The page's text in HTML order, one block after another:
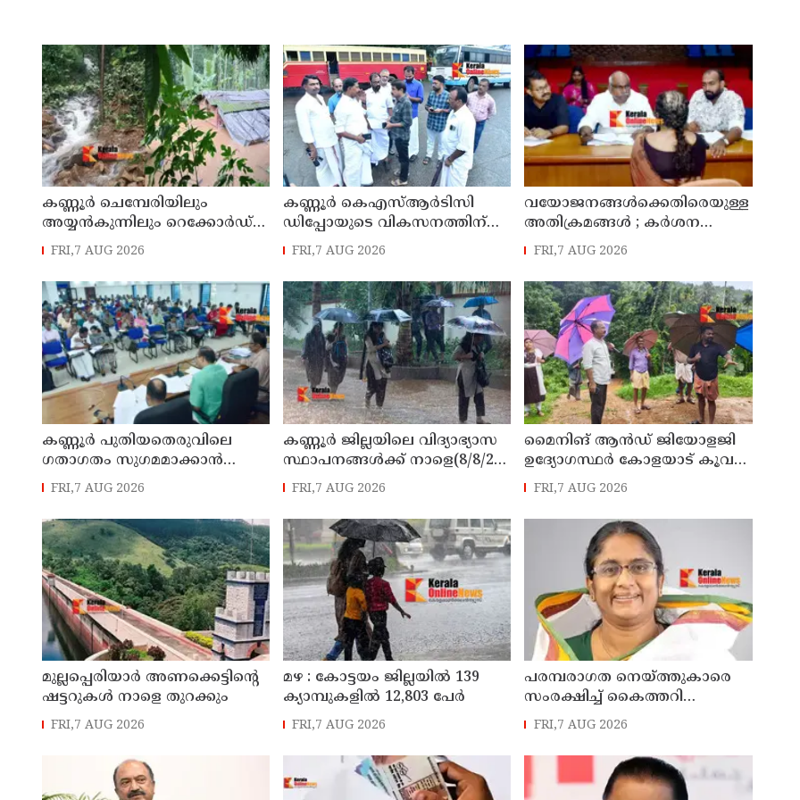
കണ്ണൂർ ചെമ്പേരിയിലും
അയ്യൻകുന്നിലും റെക്കോർഡ്
മഴ ; ഉദയഗിരിയിൽ നേരിയ
ക്യാമ്പിലേക്ക് മാറ്റി
FRI,7 AUG 2026
കണ്ണൂർ കെഎസ്ആർടിസി
ഡിപ്പോയുടെ വികസനത്തിന്
മാസ്റ്റർ പ്ലാൻ തയ്യാറാക്കി
എം എൽ എ
FRI,7 AUG 2026
വയോജനങ്ങൾക്കെതിരെയുള്ള
അതിക്രമങ്ങൾ ; കർശന
നടപടി സ്വീകരിക്കുമെന്ന്
FRI,7 AUG 2026
കണ്ണൂർ പുതിയതെരുവിലെ
ഗതാഗതം സുഗമമാക്കാന്‍
നടപടികള്‍ സ്വീകരിക്കും
FRI,7 AUG 2026
കണ്ണൂർ ജില്ലയിലെ വിദ്യാഭ്യാസ
സ്ഥാപനങ്ങള്‍ക്ക് നാളെ(8/8/26)
അവധി പ്രഖ്യാപിച്ചു
FRI,7 AUG 2026
മൈനിങ് ആൻഡ്​ ജിയോളജി
ഉദ്യോഗസ്ഥർ കോളയാട് കൂവ
ഉന്നതി സന്ദർശിച്ചു
FRI,7 AUG 2026
മുല്ലപ്പെരിയാർ അണക്കെട്ടിന്റെ
ഷട്ടറുകൾ നാളെ തുറക്കും
FRI,7 AUG 2026
മഴ : കോട്ടയം ജില്ലയിൽ 139
ക്യാമ്പുകളിൽ 12,803 പേര്‍
FRI,7 AUG 2026
പരമ്പരാഗത നെയ്ത്തുകാരെ
സംരക്ഷിച്ച് കൈത്തറി
മേഖലയുടെ
സാധ്യമാക്കും: ഡെപ്യൂട്ടി
സ്പീക്കർ ഷാനിമോൾ ഉസ്മാൻ
FRI,7 AUG 2026